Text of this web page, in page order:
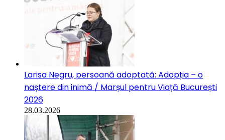
Larisa Negru, persoană adoptată: Adopția – o
naștere din inimă / Marșul pentru Viață București
2026
28.03.2026